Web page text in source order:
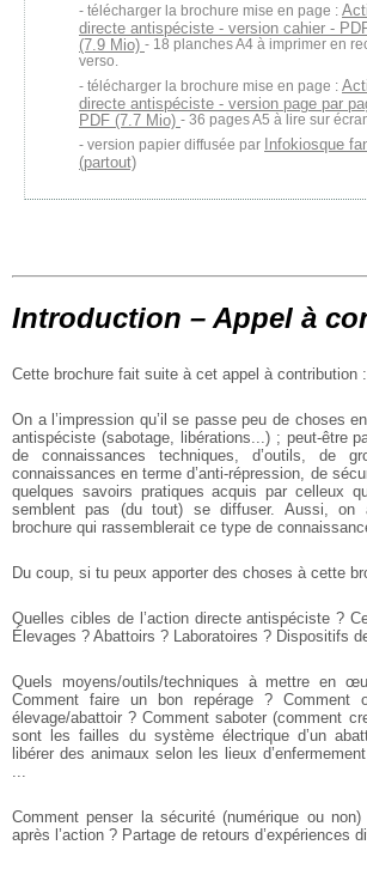
télécharger la brochure mise en page :
directe antispéciste - version cahier -
(7.9 Mio) - 18 planches A4 à imprimer en
verso.
télécharger la brochure mise en page :
directe antispéciste - version page par
PDF (7.7 Mio) - 36 pages A5 à lire sur
version papier diffusée par Infokiosque
(partout)
Introduction – Appel à
Cette brochure fait suite à cet appel à contribution :
On a l’impression qu’il se passe peu de choses
antispéciste (sabotage, libérations...) ; peut-être
de connaissances techniques, d’outils, de
connaissances en terme d’anti-répression, de
quelques savoirs pratiques acquis par celleux
semblent pas (du tout) se diffuser. Aussi, on
brochure qui rassemblerait ce type de
Du coup, si tu peux apporter des choses à cette
Quelles cibles de l’action directe antispéciste ?
Élevages ? Abattoirs ? Laboratoires ? Dispositifs
Quels moyens/outils/techniques à mettre en
Comment faire un bon repérage ? Comment
élevage/abattoir ? Comment saboter (comment
sont les failles du système électrique d’un
libérer des animaux selon les lieux
Comment penser la sécurité (numérique ou
après l’action ? Partage de retours d’expériences